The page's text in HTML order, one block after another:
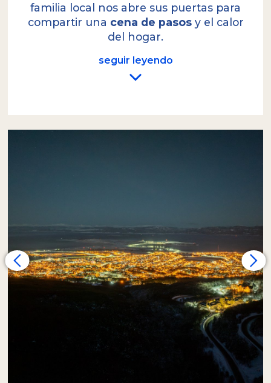
familia local nos abre sus puertas para
compartir una cena de pasosy el calor
del hogar.
seguir leyendo
A partir de las 17:00, las luces de la ciudad más
austral del mundo comienzan a encenderse,
Daremos paso luego a un momento de
profunda conexión con la naturaleza
: una
caminata por el bosque nevado, guiados
únicamente por nuestras linternas frontales.
Fin del Mundo, la urbanidad se
entrelaza con la espesura de los árboles, y
estamos convencidos de que transitar estos
senderos en el silencio de la noche es una de
las experiencias más conmovedoras que la isla
puede ofrecer.
El recorrido culmina en la calidez de una